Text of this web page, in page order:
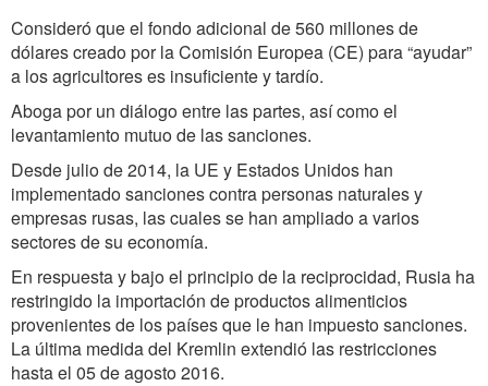
Consideró que el fondo adicional de 560 millones de
dólares creado por la Comisión Europea (CE) para “ayudar”
a los agricultores es insuficiente y tardío.
Aboga por un diálogo entre las partes, así como el
levantamiento mutuo de las sanciones.
Desde julio de 2014, la UE y Estados Unidos han
implementado sanciones contra personas naturales y
empresas rusas, las cuales se han ampliado a varios
sectores de su economía.
En respuesta y bajo el principio de la reciprocidad, Rusia ha
restringido la importación de productos alimenticios
provenientes de los países que le han impuesto sanciones.
La última medida del Kremlin extendió las restricciones
hasta el 05 de agosto 2016.